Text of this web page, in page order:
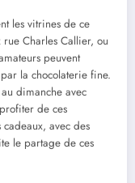
les vitrines de ce
Charles Callier, ou
peuvent
la chocolaterie fine.
dimanche avec
de ces
cadeaux, avec des
le partage de ces